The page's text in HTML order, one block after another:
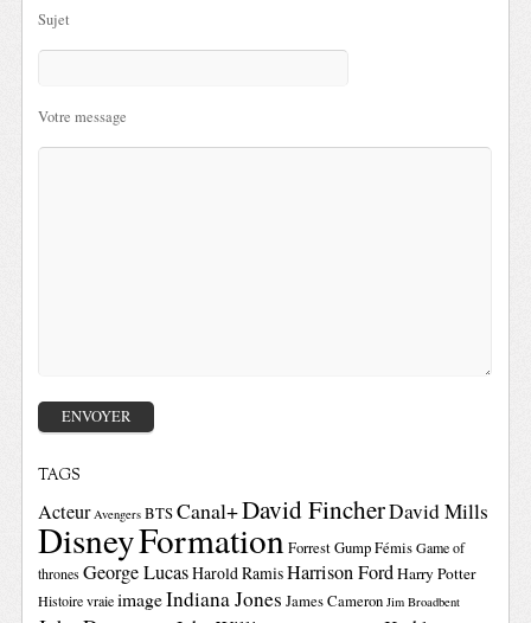
Sujet
Votre message
TAGS
Acteur Avengers BTSCanal+David FincherDavid Mills
DisneyFormationForrest GumpFémis Game of
thrones George LucasHarold RamisHarrison FordHarry Potter
Histoire vraie imageIndiana Jones James Cameron Jim Broadbent